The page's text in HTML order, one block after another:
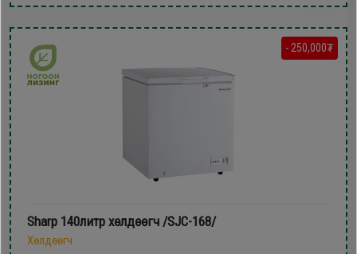
- 250,000₮
Sharp 140литр хөлдөөгч /SJC-168/
Хөлдөөгч